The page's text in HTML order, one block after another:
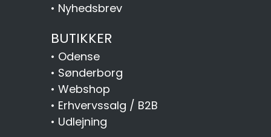
• Nyhedsbrev
BUTIKKER
• Odense
• Sønderborg
• Webshop
• Erhvervssalg / B2B
• Udlejning